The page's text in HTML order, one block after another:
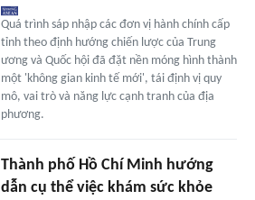
Quá trình sáp nhập các đơn vị hành chính cấp
tỉnh theo định hướng chiến lược của Trung
ương và Quốc hội đã đặt nền móng hình thành
một 'không gian kinh tế mới', tái định vị quy
mô, vai trò và năng lực cạnh tranh của địa
phương.
Thành phố Hồ Chí Minh hướng
dẫn cụ thể việc khám sức khỏe